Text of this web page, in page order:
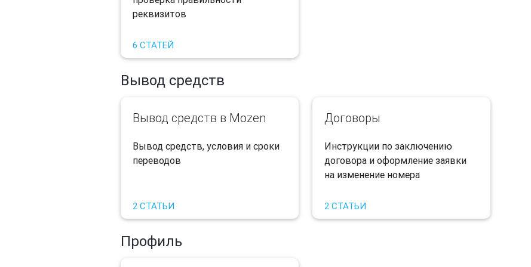
реквизитов
6 СТАТЕЙ
Вывод средств
Вывод средств в Mozen
Вывод средств, условия и сроки
переводов​
2 СТАТЬИ
Договоры
​Инструкции по заключению
договора и оформление заявки
на изменение номера
2 СТАТЬИ
Профиль